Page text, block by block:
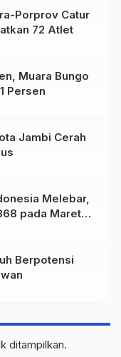
Porprov Catur
72 Atlet
Muara Bungo
Persen
Jambi Cerah
Melebar,
pada Maret
Berpotensi
ditampilkan.